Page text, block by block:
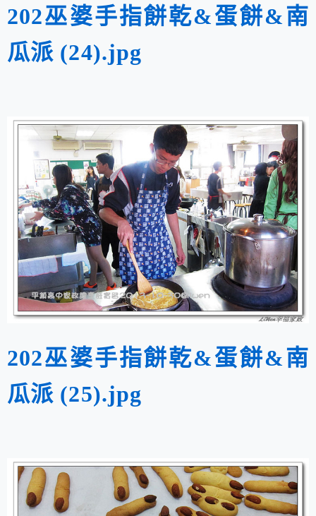
202巫婆手指餅乾&蛋餅&南
瓜派 (24).jpg
202巫婆手指餅乾&蛋餅&南
瓜派 (25).jpg